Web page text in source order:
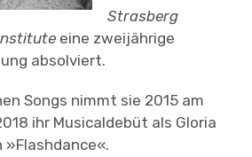
Strasberg
eine zweijährige
absolviert.
Songs nimmt sie 2015 am
ihr Musicaldebüt als Gloria
»Flashdance«.